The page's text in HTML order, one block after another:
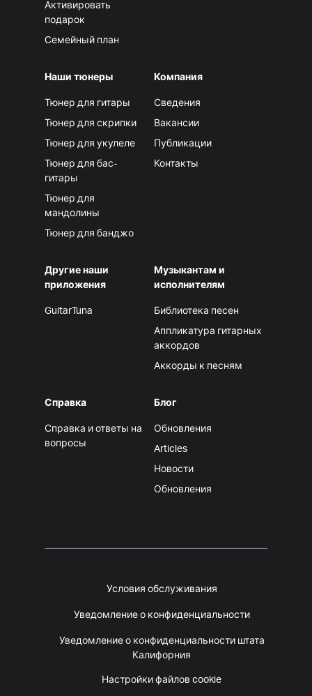
Активировать
подарок
Cемейный план
Наши тюнеры
Тюнер для гитары
Тюнер для скрипки
Тюнер для укулеле
Тюнер для бас-
гитары
Тюнер для
мандолины
Тюнер для банджо
Компания
Сведения
Вакансии
Публикации
Контакты
Другие наши
приложения
GuitarTuna
Музыкантам и
исполнителям
Библиотека песен
Аппликатура гитарных
аккордов
Аккорды к песням
Справка
Справка и ответы на
вопросы
Блог
Обновления
Articles
Новости
Обновления
Условия обслуживания
Уведомление о конфиденциальности
Уведомление о конфиденциальности штата
Калифорния
Настройки файлов cookie